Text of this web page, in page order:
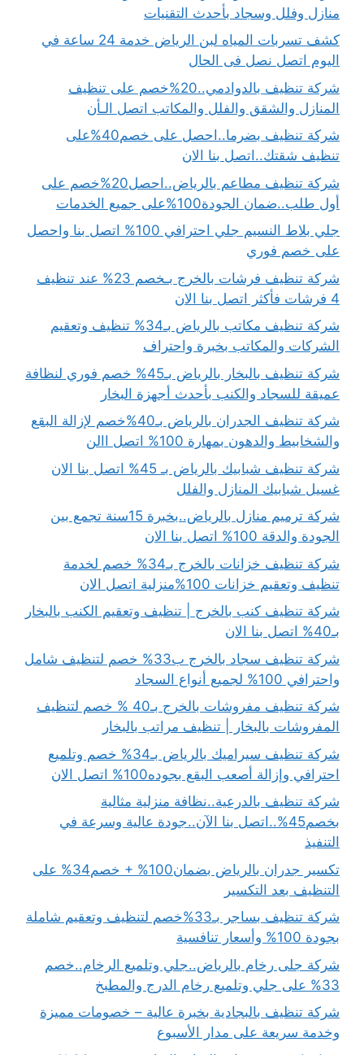
منازل وفلل وسجاد بأحدث التقنيات
كشف تسربات المياه لبن الرياض خدمة 24 ساعة في
اليوم اتصل نصل فى الحال
شركة تنظيف بالدوادمي..20%خصم على تنظيف
المنازل والشقق والفلل والمكاتب اتصل الـأن
شركة تنظيف بضرما..احصل على خصم40%على
تنظيف شقتك..اتصل بنا الان
شركة تنظيف مطاعم بالرياض..احصل20%خصم على
أول طلب..ضمان الجودة100%على جميع الخدمات
جلي بلاط النسيم جلي احترافي 100% اتصل بنا واحصل
على خصم فوري
شركة تنظيف فرشات بالخرج بـخصم 23% عند تنظيف
4 فرشات فأكثر اتصل بنا الان
شركة تنظيف مكاتب بالرياض بـ34% تنظيف وتعقيم
الشركات والمكاتب بخبرة واحتراف
شركة تنظيف بالبخار بالرياض بـ45% خصم فوري لنظافة
عميقة للسجاد والكنب بأحدث أجهزة البخار
شركة تنظيف الجدران بالرياض بـ40%خصم لإزالة البقع
والشخابيط والدهون بمهارة 100% اتصل االن
شركة تنظيف شبابيك بالرياض بـ 45% اتصل بنا الان
غسيل شبابيك المنازل والفلل
شركة ترميم منازل بالرياض..بخبرة 15سنة تجمع بين
الجودة والدقة 100% اتصل بنا الان
شركة تنظيف خزانات بالخرج بـ34% خصم لخدمة
تنظيف وتعقيم خزانات 100%منزلية اتصل الان
شركة تنظيف كنب بالخرج | تنظيف وتعقيم الكنب بالبخار
بـ40% اتصل بنا الان
شركة تنظيف سجاد بالخرج ب33% خصم لتنظيف شامل
واحترافي 100% لجميع أنواع السجاد
شركة تنظيف مفروشات بالخرج بـ40 % خصم لتنظيف
المفروشات بالبخار | تنظيف مراتب بالبخار
شركة تنظيف سيراميك بالرياض بـ34% خصم وتلميع
احترافي وإزالة أصعب البقع بجوده100% اتصل الان
شركة تنظيف بالدرعية..نظافة منزلية مثالية
بخصم45%..اتصل بنا الآن..جودة عالية وسرعة في
التنفيذ
تكسير جدران بالرياض بضمان100% + خصم34% على
التنظيف بعد التكسير
شركة تنظيف بساجر بـ33%خصم لتنظيف وتعقيم شاملة
بجودة 100% وأسعار تنافسية
شركة جلى رخام بالرياض..جلي وتلميع الرخام..خصم
33% على جلي وتلميع رخام الدرج والمطبخ
شركة تنظيف بالبجادية بخبرة عالية – خصومات مميزة
وخدمة سريعة على مدار الأسبوع